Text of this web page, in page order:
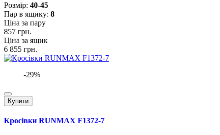
Розмiр: 40-45
Пар в ящику: 8
Ціна за пару
857 грн.
Ціна за ящик
6 855 грн.
-29%
Купити
Кросівки RUNMAX F1372-7